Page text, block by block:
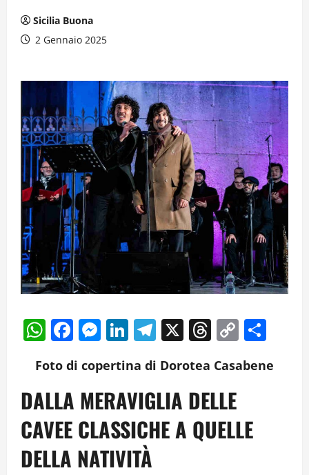
Sicilia Buona
2 Gennaio 2025
WhatsApp
Facebook
Messenger
LinkedIn
Telegram
X Threads
Copy
Foto di copertina di Dorotea Casabene
DALLA MERAVIGLIA DELLE
CAVEE CLASSICHE A QUELLE
DELLA NATIVITÀ